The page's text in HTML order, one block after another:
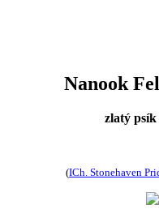
Nanook
zlatý psík
(ICh. Stonehaven